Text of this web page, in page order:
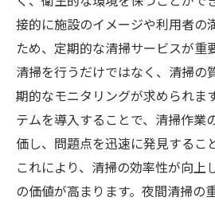
接的に施設のイメージや利用者の
ため、定期的な清掃サービスが重
清掃を行うだけではなく、清掃の
期的なモニタリングが求められま
テムを導入することで、清掃作業
価し、問題点を迅速に発見するこ
これにより、清掃の効率性が向上
の価値が高まります。夜間清掃の